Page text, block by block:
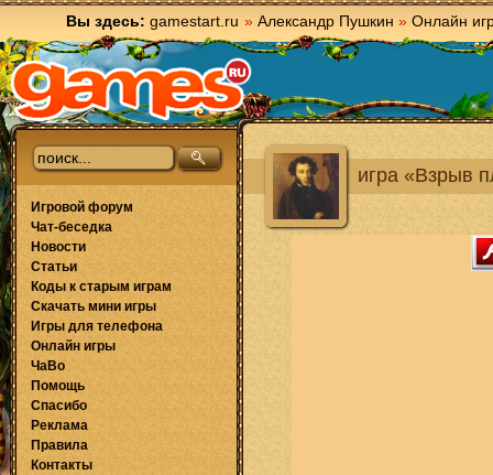
Вы здесь: gamestart.ru » Александр Пушкин » Онлайн
игра «Взрыв
Игровой форум
Чат-беседка
Новости
Статьи
Коды к старым играм
Скачать мини игры
Игры для телефона
Онлайн игры
ЧаВо
Помощь
Спасибо
Реклама
Правила
Контакты